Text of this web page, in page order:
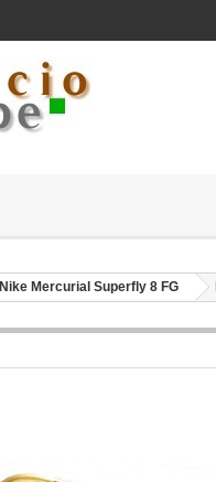
Nike Mercurial Superfly 8 FG